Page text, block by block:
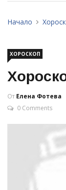
Начало
ХОРОСКОП
От Елена Фотева
0 Comments